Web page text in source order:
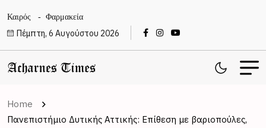
Καιρός Φαρμακεία
Πέμπτη, 6 Αυγούστου 2026
Home
Πανεπιστήμιο Δυτικής Αττικής: Επίθεση με βαριοπούλες,